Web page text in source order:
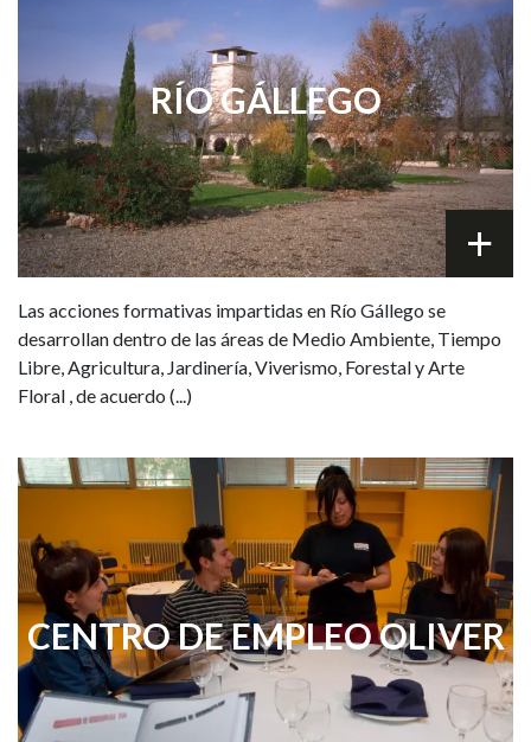
RÍO GÁLLEGO
Las acciones formativas impartidas en Río Gállego se
desarrollan dentro de las áreas de Medio Ambiente, Tiempo
Libre, Agricultura, Jardinería, Viverismo, Forestal y Arte
Floral , de acuerdo (...)
CENTRO DE EMPLEO OLIVER